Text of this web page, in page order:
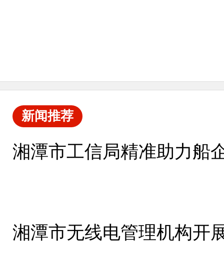
新闻推荐
湘潭市工信局精准助力船
湘潭市无线电管理机构开